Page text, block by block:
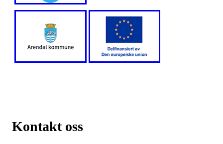
Kontakt oss